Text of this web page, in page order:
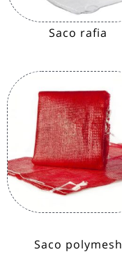
Saco rafia
Saco polymesh